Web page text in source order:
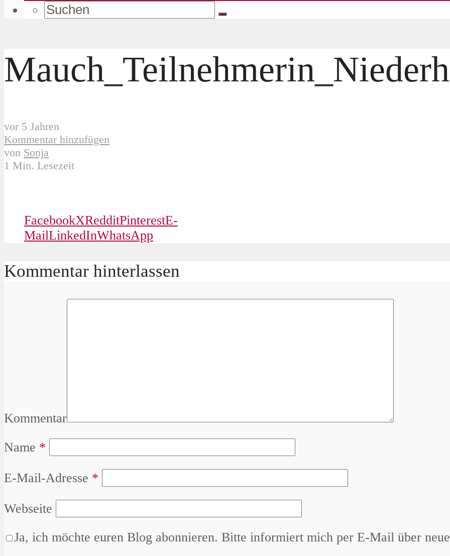
vor 5 Jahren
Kommentar hinzufügen
von Sonja
1 Min. Lesezeit
FacebookXRedditPinterestE-
MailLinkedInWhatsApp
Kommentar hinterlassen
Kommentar
Name *
E-Mail-Adresse *
Webseite
Ja, ich möchte euren Blog abonnieren. Bitte informiert mich per E-Mail über